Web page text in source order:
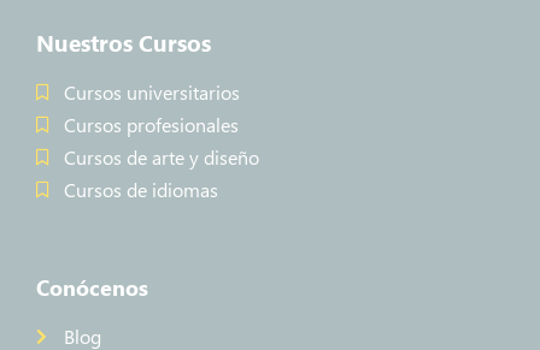
Nuestros Cursos
Cursos universitarios
Cursos profesionales
Cursos de arte y diseño
Cursos de idiomas
Conócenos
Blog